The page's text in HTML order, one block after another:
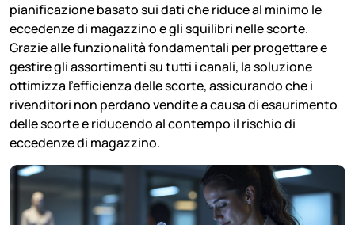
pianificazione basato sui dati che riduce al minimo le
eccedenze di magazzino e gli squilibri nelle scorte.
Grazie alle funzionalità fondamentali per progettare e
gestire gli assortimenti su tutti i canali, la soluzione
ottimizza l’efficienza delle scorte, assicurando che i
rivenditori non perdano vendite a causa di esaurimento
delle scorte e riducendo al contempo il rischio di
eccedenze di magazzino.